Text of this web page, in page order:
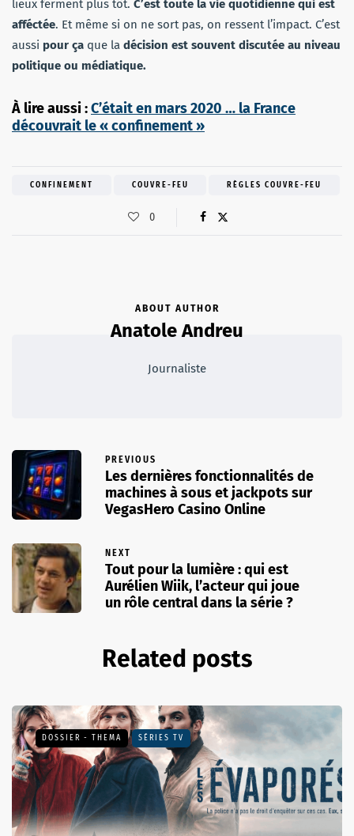
lieux ferment plus tôt. C’est toute la vie quotidienne qui est
afféctée. Et même si on ne sort pas, on ressent l’impact. C’est
aussi pour ça que la décision est souvent discutée au niveau
politique ou médiatique.
À lire aussi :C’était en mars 2020 … la France
découvrait le « confinement »
CONFINEMENT COUVRE-FEU RÈGLES COUVRE-FEU
0
ABOUT AUTHOR
Anatole Andreu
Journaliste
PREVIOUS
Les dernières fonctionnalités de
machines à sous et jackpots sur
VegasHero Casino Online
NEXT
Tout pour la lumière : qui est
Aurélien Wiik, l’acteur qui joue
un rôle central dans la série ?
Related posts
DOSSIER - THEMA SÉRIES TV